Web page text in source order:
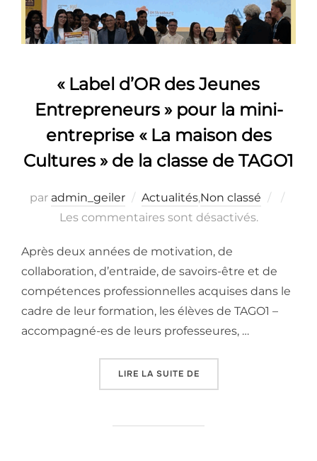
« Label d’OR des Jeunes
Entrepreneurs » pour la mini-
entreprise « La maison des
Cultures » de la classe de TAGO1
par admin_geiler Actualités,Non classé
Publié
Les commentaires sont désactivés.
Après deux années de motivation, de
collaboration, d’entraide, de savoirs-être et de
compétences professionnelles acquises dans le
cadre de leur formation, les élèves de TAGO1 –
accompagné-es de leurs professeures, …
LIRE LA SUITE DE« « LABEL D’OR DES